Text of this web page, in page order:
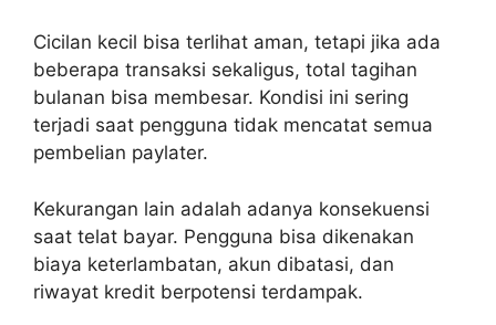
Cicilan kecil bisa terlihat aman, tetapi jika ada
beberapa transaksi sekaligus, total tagihan
bulanan bisa membesar. Kondisi ini sering
terjadi saat pengguna tidak mencatat semua
pembelian paylater.
Kekurangan lain adalah adanya konsekuensi
saat telat bayar. Pengguna bisa dikenakan
biaya keterlambatan, akun dibatasi, dan
riwayat kredit berpotensi terdampak.